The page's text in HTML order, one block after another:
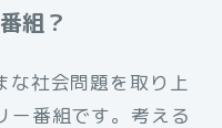
組？
な社会問題を取り上
ー番組です。考える